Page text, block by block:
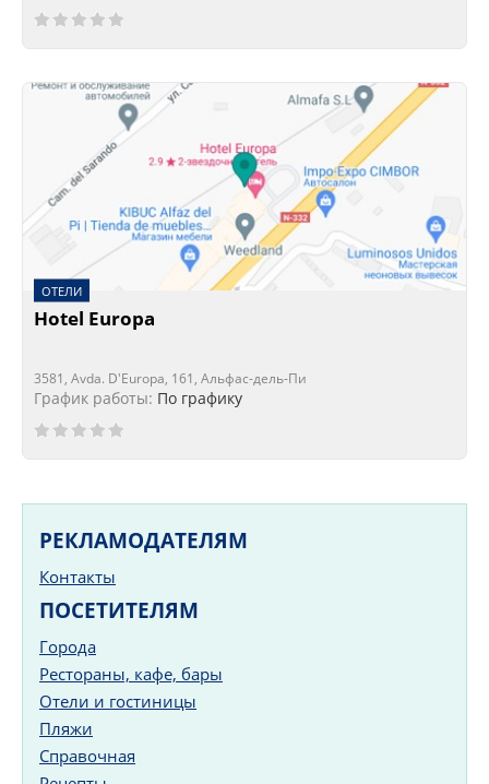
ОТЕЛИ
Hotel Europa
3581, Avda. D'Europa, 161, Альфас-дель-Пи
График работы: По графику
РЕКЛАМОДАТЕЛЯМ
Контакты
ПОСЕТИТЕЛЯМ
Города
Рестораны, кафе, бары
Отели и гостиницы
Пляжи
Справочная